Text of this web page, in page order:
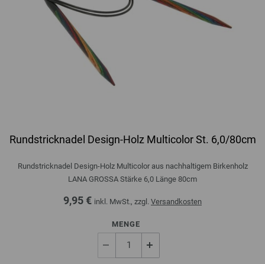
Rundstricknadel Design-Holz Multicolor St. 6,0/80cm
Rundstricknadel Design-Holz Multicolor aus nachhaltigem Birkenholz
LANA GROSSA Stärke 6,0 Länge 80cm
9,95 € inkl. MwSt., zzgl. Versandkosten
MENGE